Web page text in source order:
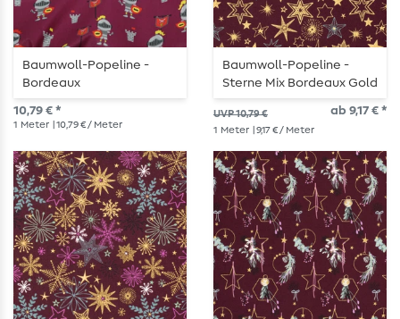
Baumwoll-Popeline -
Bordeaux
10,79 € *
1 Meter | 10,79 € / Meter
Baumwoll-Popeline -
Sterne Mix Bordeaux Gold
UVP 10,79 € ab 9,17 € *
1 Meter | 9,17 € / Meter